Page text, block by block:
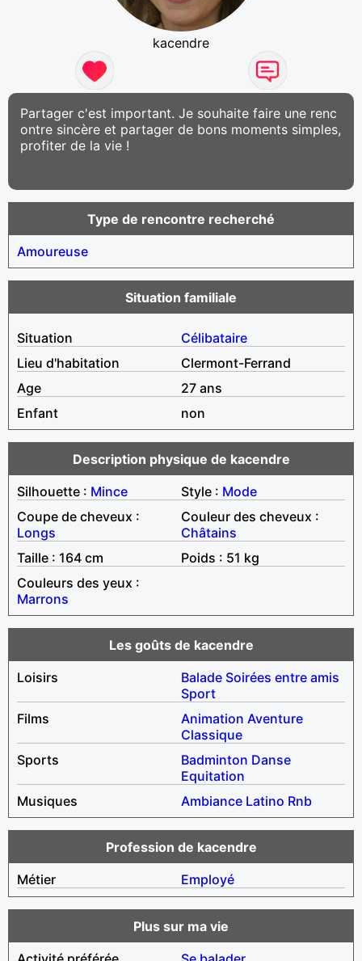
kacendre
Partager c'est important. Je souhaite faire une renc
ontre sincère et partager de bons moments simples,
profiter de la vie !
Type de rencontre recherché
Amoureuse
Situation familiale
Situation
Célibataire
Lieu d'habitation
Clermont-Ferrand
Age
27 ans
Enfant
non
Description physique de kacendre
Silhouette : Mince Style : Mode
Coupe de cheveux :
Longs
Couleur des cheveux :
Châtains
Taille : 164 cm
Poids : 51 kg
Couleurs des yeux :
Marrons
Les goûts de kacendre
Loisirs
Balade Soirées entre amis
Sport
Films
Animation Aventure
Classique
Sports
Badminton Danse
Equitation
Musiques
Ambiance Latino Rnb
Profession de kacendre
Métier
Employé
Plus sur ma vie